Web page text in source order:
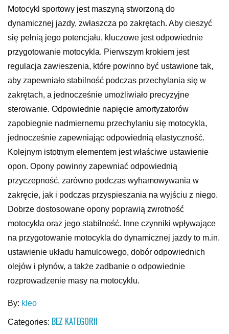
Motocykl sportowy jest maszyną stworzoną do
dynamicznej jazdy, zwłaszcza po zakrętach. Aby cieszyć
się pełnią jego potencjału, kluczowe jest odpowiednie
przygotowanie motocykla. Pierwszym krokiem jest
regulacja zawieszenia, które powinno być ustawione tak,
aby zapewniało stabilność podczas przechylania się w
zakrętach, a jednocześnie umożliwiało precyzyjne
sterowanie. Odpowiednie napięcie amortyzatorów
zapobiegnie nadmiernemu przechylaniu się motocykla,
jednocześnie zapewniając odpowiednią elastyczność.
Kolejnym istotnym elementem jest właściwe ustawienie
opon. Opony powinny zapewniać odpowiednią
przyczepność, zarówno podczas wyhamowywania w
zakręcie, jak i podczas przyspieszania na wyjściu z niego.
Dobrze dostosowane opony poprawią zwrotność
motocykla oraz jego stabilność. Inne czynniki wpływające
na przygotowanie motocykla do dynamicznej jazdy to m.in.
ustawienie układu hamulcowego, dobór odpowiednich
olejów i płynów, a także zadbanie o odpowiednie
rozprowadzenie masy na motocyklu.
By: kleo
Categories: BEZ KATEGORII